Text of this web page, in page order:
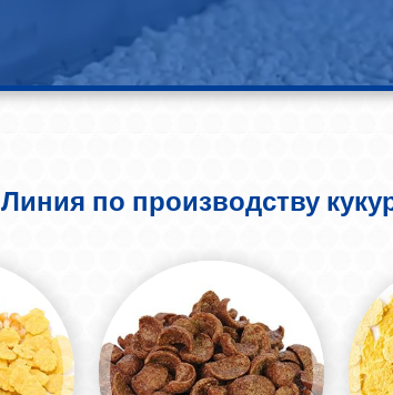
Линия по производству